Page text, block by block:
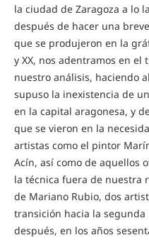
la ciudad de Zaragoza a lo
después de hacer una
que se produjeron en la
y XX, nos adentramos en
nuestro análisis, haciendo
supuso la inexistencia de
en la capital aragonesa, y
que se vieron en la
artistas como el pintor
Acín, así como de aquellos
la técnica fuera de nuestra
de Mariano Rubio, dos
transición hacia la segunda
después, en los años